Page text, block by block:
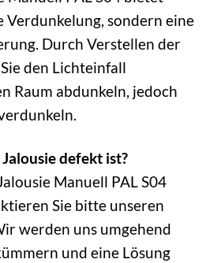
Verdunkelung, sondern eine
Durch Verstellen der
den Lichteinfall
Raum abdunkeln, jedoch
defekt ist?
Manuell PAL S04
Sie bitte unseren
werden uns umgehend
und eine Lösung